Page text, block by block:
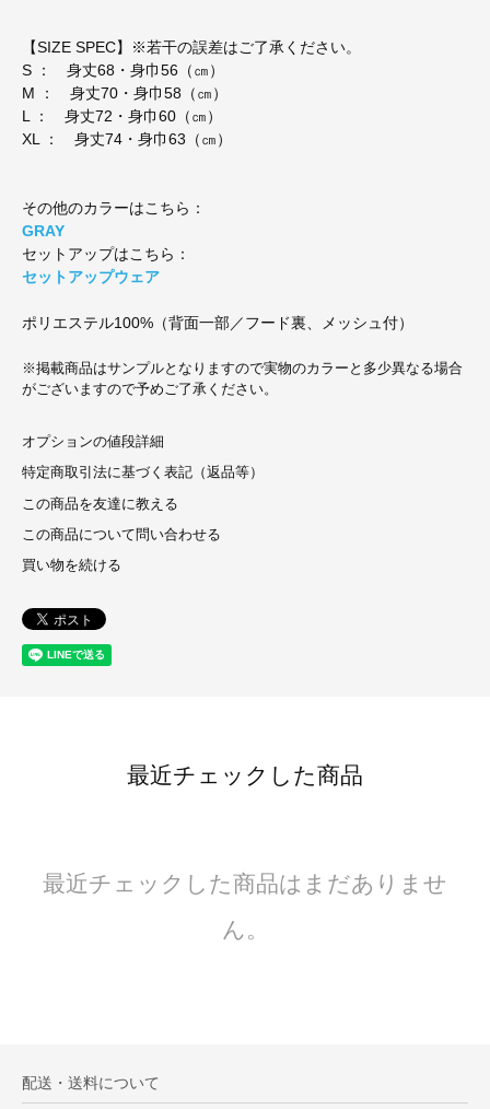
【SIZE SPEC】※若干の誤差はご了承ください。
S ： 身丈68・身巾56（㎝）
M ： 身丈70・身巾58（㎝）
L ： 身丈72・身巾60（㎝）
XL ： 身丈74・身巾63（㎝）
その他のカラーはこちら：
GRAY
セットアップはこちら：
セットアップウェア
ポリエステル100%（背面一部／フード裏、メッシュ付）
※掲載商品はサンプルとなりますので実物のカラーと多少異なる場合
がございますので予めご了承ください。
オプションの値段詳細
特定商取引法に基づく表記（返品等）
この商品を友達に教える
この商品について問い合わせる
買い物を続ける
最近チェックした商品
最近チェックした商品はまだありませ
ん。
配送・送料について